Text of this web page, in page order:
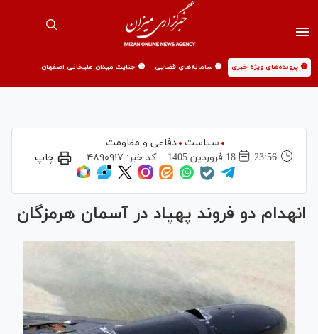
🟡 پرونده‌های ویژه خبری 🟡 سامانه‌های قضایی 🟡 جنایت میدان علیخانی اصفهان
سیاست
دفاعی و مقاومت
23:56
18 فروردين 1405 کد خبر: ۴۸۹۰۹۱۷ چاپ
انهدام دو فروند پهپاد در آسمان هرمزگان